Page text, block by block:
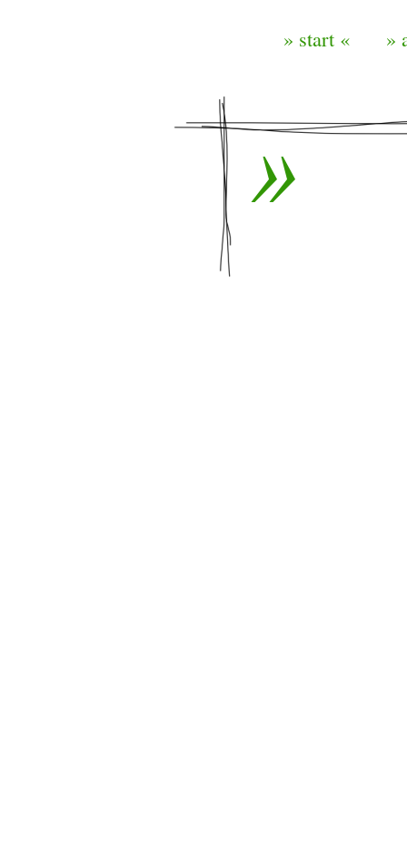
» start « »